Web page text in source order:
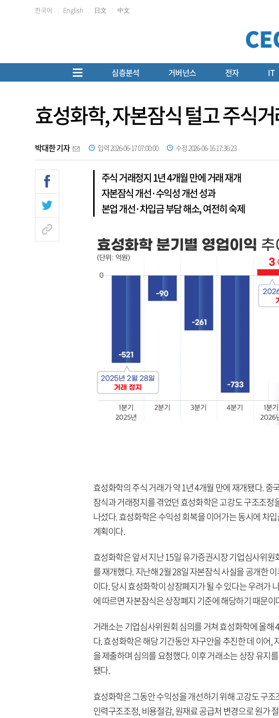
한국어 English 日文 中文
심층분석 거버넌스 전자 IT
효성화학, 자본잠식 털고 주식
박대한 기자 입력 2026-06-17 07:00:00 수정 2026-06-16 17:36:23
주식 거래정지 1년 4개월 만에 거래 재개
자본잠식 개선·수익성 개선 성과
본업 개선·차입금 부담 해소, 여전히 숙제
효성화학의 주식 거래가 약 1년 4개월 만에 재개됐다.
잠식과 거래정지를 겪었던 효성화학은 고강도 구조조정
나섰다. 효성화학은 수익성 회복을 이어가는 동시에 차
계획이다.
효성화학은 앞서 지난 15일 유가증권시장 기업심사위
를 재개했다. 지난해 2월 28일 자본잠식 사실을 공개한
이다. 당시 효성화학이 상장폐지가 될 수 있다는 우려가
에 따르면 자본잠식은 상장폐지 기준에 해당하기 때문이
거래소는 기업심사위원회 심의를 거쳐 효성화학에 올해
다. 효성화학은 해당 기간동안 자구안을 추진한 데 이어,
을 제출하며 심의를 요청했다. 이후 거래소는 상장 유지
됐다.
효성화학은 그동안 수익성을 개선하기 위해 고강도 구
인력구조조정, 비용절감, 원재료 공급처 변경으로 원가